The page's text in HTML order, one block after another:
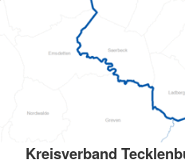
Kreisverband